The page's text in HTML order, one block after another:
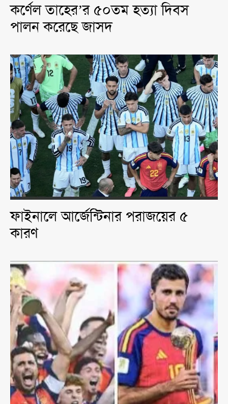
কর্ণেল তাহের’র ৫০তম হত্যা দিবস
পালন করেছে জাসদ
ফাইনালে আর্জেন্টিনার পরাজয়ের ৫
কারণ